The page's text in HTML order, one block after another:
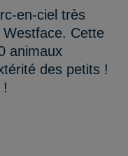
en-ciel très
Westface. Cette
animaux
des petits !